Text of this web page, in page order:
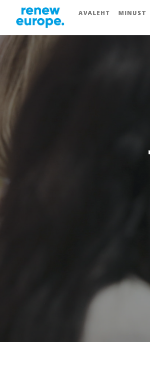
AVALEHT MINUST